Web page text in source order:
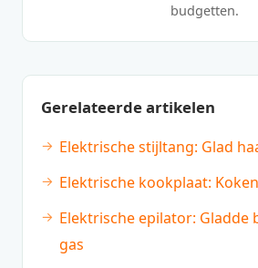
budgetten.
Gerelateerde artikelen
Elektrische stijltang: Glad
Elektrische kookplaat:
Elektrische epilator: Gladde
gas